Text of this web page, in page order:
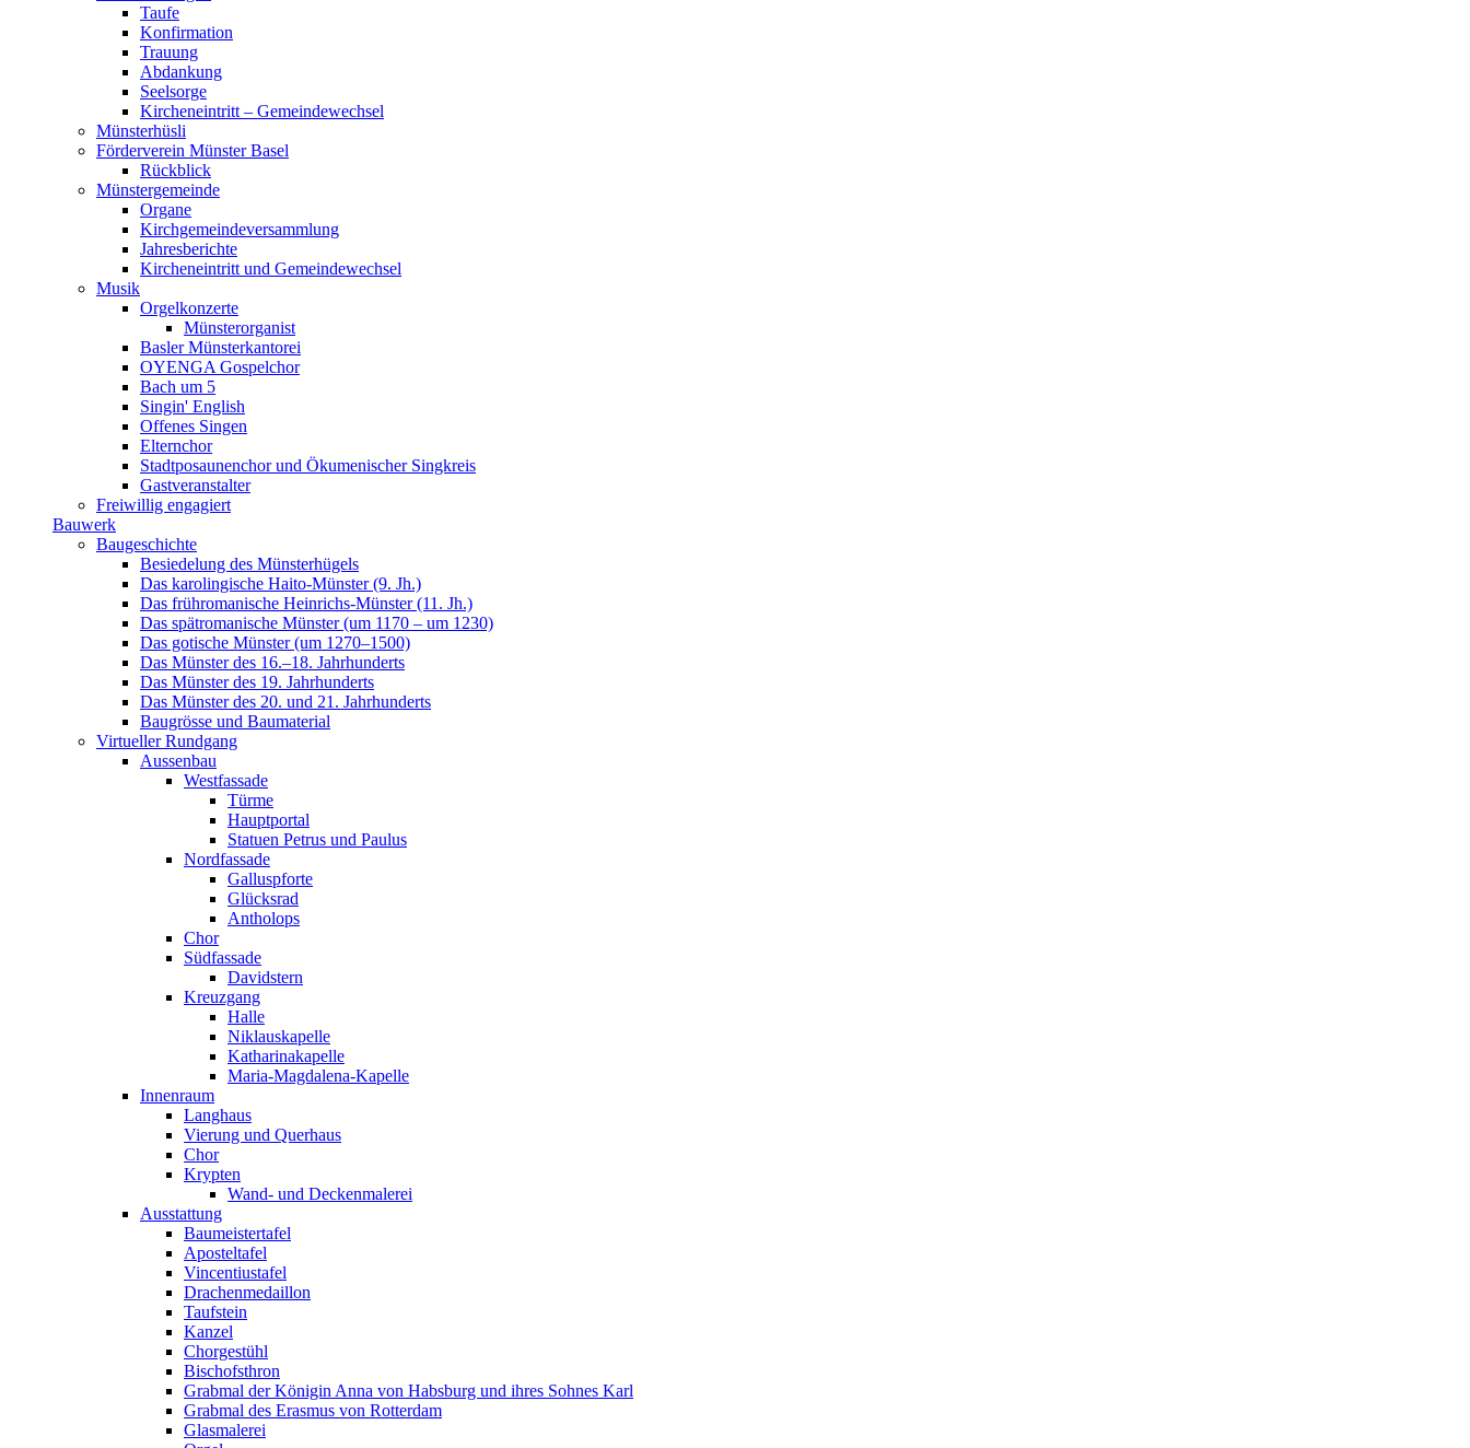
Taufe
Konfirmation
Trauung
Abdankung
Seelsorge
Kircheneintritt – Gemeindewechsel
Münsterhüsli
Förderverein Münster Basel
Rückblick
Münstergemeinde
Organe
Kirchgemeindeversammlung
Jahresberichte
Kircheneintritt und Gemeindewechsel
Musik
Orgelkonzerte
Münsterorganist
Basler Münsterkantorei
OYENGA Gospelchor
Bach um 5
Singin' English
Offenes Singen
Elternchor
Stadtposaunenchor und Ökumenischer Singkreis
Gastveranstalter
Freiwillig engagiert
Bauwerk
Baugeschichte
Besiedelung des Münsterhügels
Das karolingische Haito-Münster (9. Jh.)
Das frühromanische Heinrichs-Münster (11. Jh.)
Das spätromanische Münster (um 1170 – um 1230)
Das gotische Münster (um 1270–1500)
Das Münster des 16.–18. Jahrhunderts
Das Münster des 19. Jahrhunderts
Das Münster des 20. und 21. Jahrhunderts
Baugrösse und Baumaterial
Virtueller Rundgang
Aussenbau
Westfassade
Türme
Hauptportal
Statuen Petrus und Paulus
Nordfassade
Galluspforte
Glücksrad
Antholops
Chor
Südfassade
Davidstern
Kreuzgang
Halle
Niklauskapelle
Katharinakapelle
Maria-Magdalena-Kapelle
Innenraum
Langhaus
Vierung und Querhaus
Chor
Krypten
Wand- und Deckenmalerei
Ausstattung
Baumeistertafel
Aposteltafel
Vincentiustafel
Drachenmedaillon
Taufstein
Kanzel
Chorgestühl
Bischofsthron
Grabmal der Königin Anna von Habsburg und ihres Sohnes Karl
Grabmal des Erasmus von Rotterdam
Glasmalerei